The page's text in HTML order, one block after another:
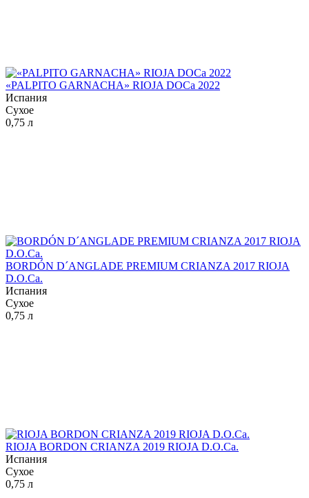
«PALPITO GARNACHA» RIOJA DOCa 2022
Испания
Сухое
0,75 л
BORDÓN D´ANGLADE PREMIUM CRIANZA 2017 RIOJA
D.O.Ca.
Испания
Сухое
0,75 л
RIOJA BORDON CRIANZA 2019 RIOJA D.O.Ca.
Испания
Сухое
0,75 л